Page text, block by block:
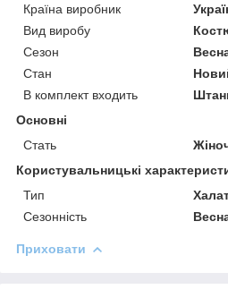
Країна виробник
Вид виробу
Сезон
Стан
В комплект входить
Основні
Стать
Користувальницькі
Тип
Сезонність
Приховати